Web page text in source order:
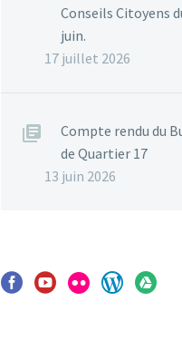
Conseils Citoyens
juin.
17 juillet 2026
Compte rendu du
de Quartier 17
13 juin 2026